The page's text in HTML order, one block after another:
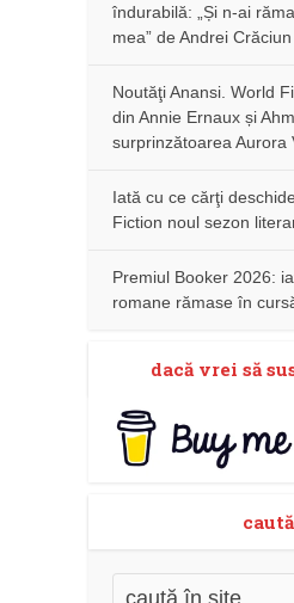
îndurabilă: „Și n-ai
mea” de Andrei Crăciun
Noutăţi Anansi. World
din Annie Ernaux și
surprinzătoarea Aurora
Iată cu ce cărţi
Fiction noul sezon
Premiul Booker 2026:
romane rămase în
dacă vrei să
caută